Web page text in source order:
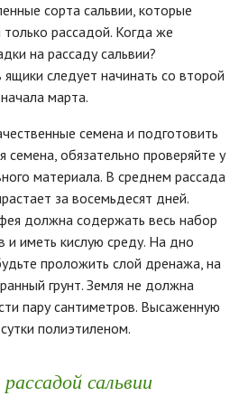
сорта сальвии, которые
рассадой. Когда же
на рассаду сальвии?
следует начинать со второй
марта.
семена и подготовить
семена, обязательно проверяйте у
материала. В среднем рассада
за восемьдесят дней.
должна содержать весь набор
иметь кислую среду. На дно
проложить слой дренажа, на
грунт. Земля не должна
пару сантиметров. Высаженную
полиэтиленом.
сальвии